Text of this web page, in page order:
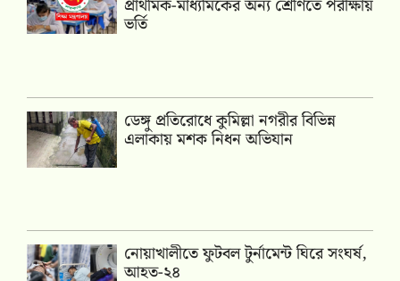
প্রাথমিক-মাধ্যমিকের অন্য শ্রেণিতে পরীক্ষায়
ভর্তি
ডেঙ্গু প্রতিরোধে কুমিল্লা নগরীর বিভিন্ন
এলাকায় মশক নিধন অভিযান
নোয়াখালীতে ফুটবল টুর্নামেন্ট ঘিরে সংঘর্ষ,
আহত-২৪